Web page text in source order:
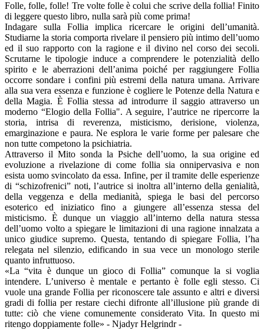
Folle, folle, folle! Tre volte folle è colui che scrive della follia! Finito
di leggere questo libro, nulla sarà più come prima!
Indagare sulla Follia implica ricercare le origini dell’umanità.
Studiarne la storia comporta rivelare il pensiero più intimo dell’uomo
ed il suo rapporto con la ragione e il divino nel corso dei secoli.
Scrutarne le tipologie induce a comprendere le potenzialità dello
spirito e le aberrazioni dell’anima poiché per raggiungere Follia
occorre sondare i confini più estremi della natura umana. Arrivare
alla sua vera essenza e funzione è cogliere le Potenze della Natura e
della Magia. È Follia stessa ad introdurre il saggio attraverso un
moderno “Elogio della Follia". A seguire, l’autrice ne ripercorre la
storia, intrisa di reverenza, misticismo, derisione, violenza,
emarginazione e paura. Ne esplora le varie forme per palesare che
non tutte competono la psichiatria.
Attraverso il Mito sonda la Psiche dell’uomo, la sua origine ed
evoluzione a rivelazione di come follia sia onnipervasiva e non
esista uomo svincolato da essa. Infine, per il tramite delle esperienze
di “schizofrenici” noti, l’autrice si inoltra all’interno della genialità,
della veggenza e della medianità, spiega le basi del percorso
esoterico ed iniziatico fino a giungere all’essenza stessa del
misticismo. È dunque un viaggio all’interno della natura stessa
dell’uomo volto a spiegare le limitazioni di una ragione innalzata a
unico giudice supremo. Questa, tentando di spiegare Follia, l’ha
relegata nel silenzio, edificando in sua vece un monologo sterile
quanto infruttuoso.
«La “vita è dunque un gioco di Follia” comunque la si voglia
intendere. L’universo è mentale e pertanto è folle egli stesso. Ci
vuole una grande Follia per riconoscere tale assunto e altri e diversi
gradi di follia per restare ciechi difronte all’illusione più grande di
tutte: ciò che viene comunemente considerato Vita. In questo mi
ritengo doppiamente folle» - Njadyr Helgrindr -